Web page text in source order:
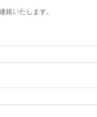
絡いたします。